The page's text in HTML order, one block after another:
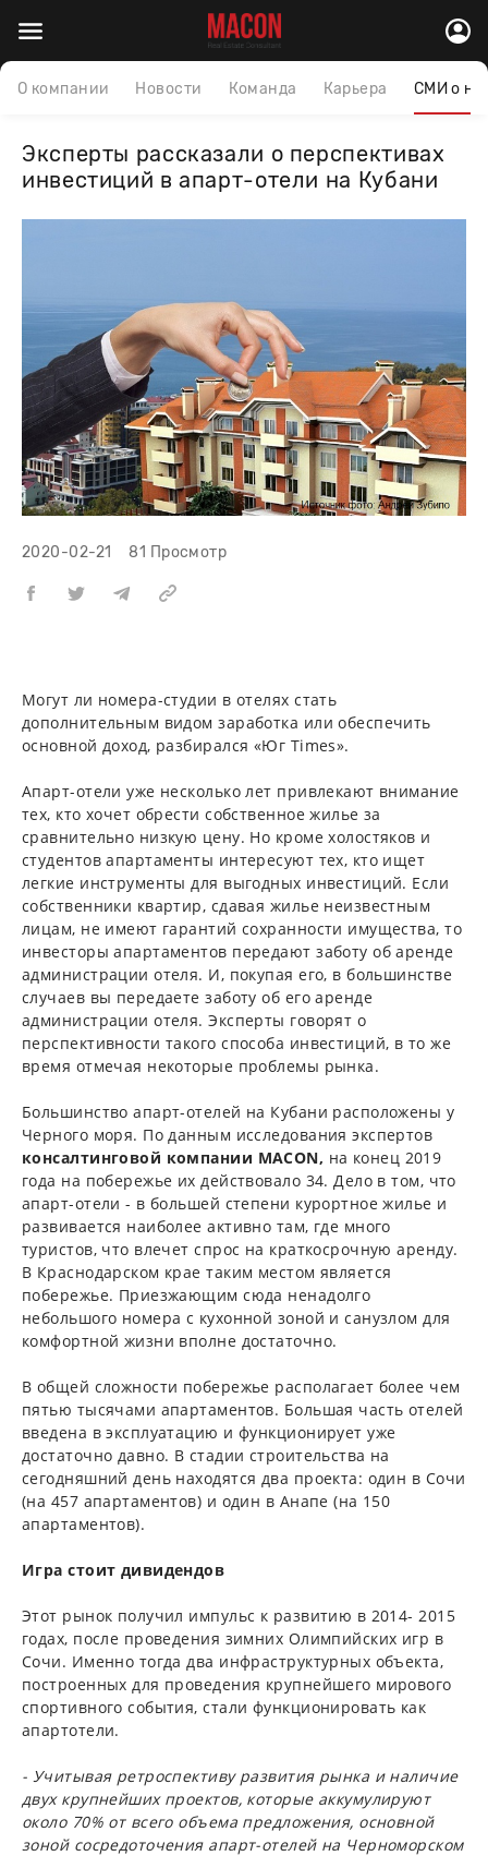
О компании Новости Команда Карьера СМИ о
Эксперты рассказали о перспективах
инвестиций в апарт-отели на Кубани
2020-02-21 81 Просмотр
Могут ли номера-студии в отелях стать
дополнительным видом заработка или обеспечить
основной доход, разбирался «Юг Times».
Апарт-отели уже несколько лет привлекают внимание
тех, кто хочет обрести собственное жилье за
сравнительно низкую цену. Но кроме холостяков и
студентов апартаменты интересуют тех, кто ищет
легкие инструменты для выгодных инвестиций. Если
собственники квартир, сдавая жилье неизвестным
лицам, не имеют гарантий сохранности имущества, то
инвесторы апартаментов передают заботу об аренде
администрации отеля. И, покупая его, в большинстве
случаев вы передаете заботу об его аренде
администрации отеля. Эксперты говорят о
перспективности такого способа инвестиций, в то же
время отмечая некоторые проблемы рынка.
Большинство апарт-отелей на Кубани расположены у
Черного моря. По данным исследования экспертов
консалтинговой компании MACON, на конец 2019
года на побережье их действовало 34. Дело в том, что
апарт-отели - в большей степени курортное жилье и
развивается наиболее активно там, где много
туристов, что влечет спрос на краткосрочную аренду.
В Краснодарском крае таким местом является
побережье. Приезжающим сюда ненадолго
небольшого номера с кухонной зоной и санузлом для
комфортной жизни вполне достаточно.
В общей сложности побережье располагает более чем
пятью тысячами апартаментов. Большая часть отелей
введена в эксплуатацию и функционирует уже
достаточно давно. В стадии строительства на
сегодняшний день находятся два проекта: один в Сочи
(на 457 апартаментов) и один в Анапе (на 150
апартаментов).
Игра стоит дивидендов
Этот рынок получил импульс к развитию в 2014- 2015
годах, после проведения зимних Олимпийских игр в
Сочи. Именно тогда два инфраструктурных объекта,
построенных для проведения крупнейшего мирового
спортивного события, стали функционировать как
апартотели.
- Учитывая ретроспективу развития рынка и наличие
двух крупнейших проектов, которые аккумулируют
около 70% от всего объема предложения, основной
зоной сосредоточения апарт-отелей на Черноморском